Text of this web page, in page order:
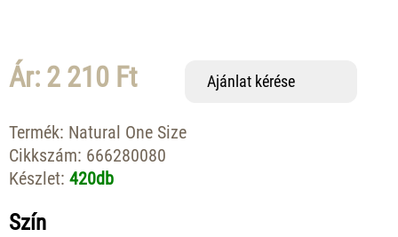
Ár: 2 210 Ft Ajánlat kérése
Termék: Natural One Size
Cikkszám: 666280080
Készlet: 420db
Szín